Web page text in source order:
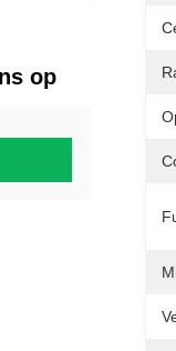
op